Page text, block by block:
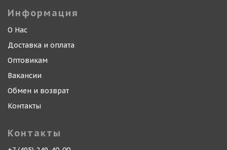
Информация
О Нас
Доставка и оплата
Оптовикам
Вакансии
Обмен и возврат
Контакты
Контакты